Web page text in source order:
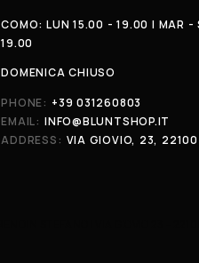
COMO: LUN 15.00 - 19.00 | MAR
19.00
DOMENICA CHIUSO
PHONE: +39 031260803
EMAIL: INFO@BLUNTSHOP.IT
ADDRESS: VIA GIOVIO, 23, 22100